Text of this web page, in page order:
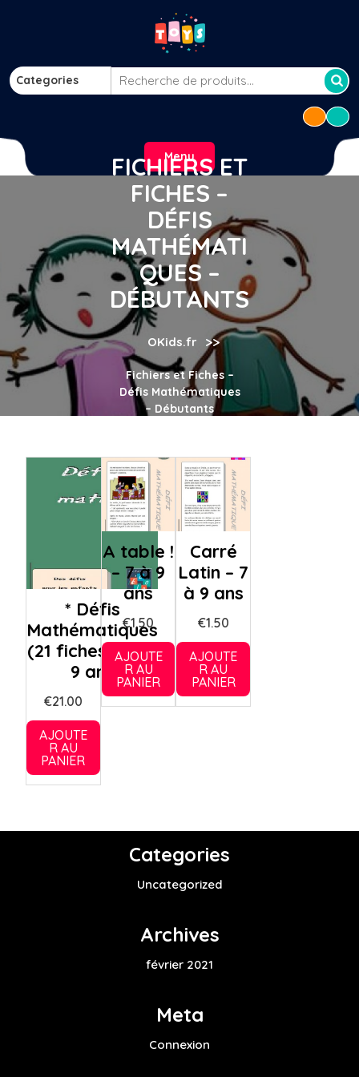
Categories
Recherche
Menu
FICHIERS ET
FICHES –
DÉFIS
MATHÉMATI
QUES –
DÉBUTANTS
OKids.fr >>
Fichiers et Fiches –
Défis Mathématiques
– Débutants
* Défis
Mathématiques
(21 fiches) – 7 à
9 ans
€21.00
AJOUTE
R AU
PANIER
A table !
– 7 à 9
ans
€1.50
AJOUTE
R AU
PANIER
Carré
Latin – 7
à 9 ans
€1.50
AJOUTE
R AU
PANIER
Categories
Uncategorized
Archives
février 2021
Meta
Connexion